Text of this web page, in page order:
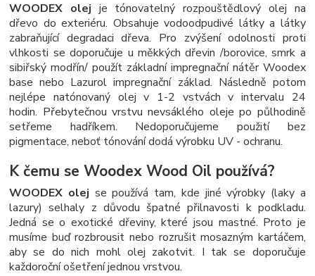
WOODEX olej je tónovatelný rozpouštědlový olej na
dřevo do exteriéru. Obsahuje vodoodpudivé látky a látky
zabraňující degradaci dřeva. Pro zvýšení odolnosti proti
vlhkosti se doporučuje u měkkých dřevin /borovice, smrk a
sibiřský modřín/ použít základní impregnační nátěr Woodex
base nebo Lazurol impregnační základ. Následně potom
nejlépe natónovaný olej v 1-2 vstvách v intervalu 24
hodin. Přebytečnou vrstvu nevsáklého oleje po půlhodině
setřeme hadříkem. Nedoporučujeme použití bez
pigmentace, neboť tónování dodá výrobku UV - ochranu.
K čemu se Woodex Wood Oil používá?
WOODEX olej se používá tam, kde jiné výrobky (laky a
lazury) selhaly z důvodu špatné přilnavosti k podkladu.
Jedná se o exotické dřeviny, které jsou mastné. Proto je
musíme buď rozbrousit nebo rozrušit mosazným kartáčem,
aby se do nich mohl olej zakotvit. I tak se doporučuje
každoroční ošetření jednou vrstvou.